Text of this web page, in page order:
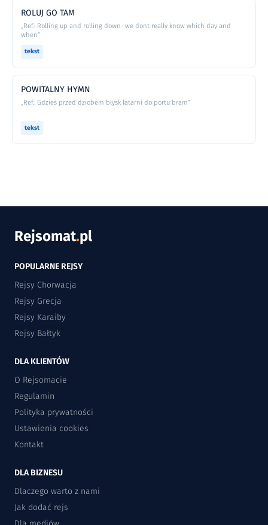
ROLUJ GO TAM
„Ref.: Rolling up and rolling down- we dont really know which day and
when”
tekst
POWITALNY HYMN
„Ref.: Gdzieś przed dziobem błysk latarni do portu bram”
tekst
Rejsomat.pl
POPULARNE REJSY
Rejsy Chorwacja
Rejsy Grecja
Rejsy Karaiby
Rejsy Bałtyk
DLA KLIENTÓW
O Rejsomacie
Regulamin
Polityka prywatności
Ustawienia cookies
Kontakt
DLA BIZNESU
Dlaczego warto z nami
Jak dodać rejs